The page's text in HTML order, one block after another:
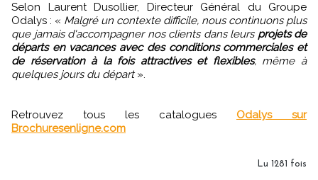
Selon Laurent Dusollier, Directeur Général du Groupe
Odalys : « Malgré un contexte difficile, nous continuons plus
que jamais d'accompagner nos clients dans leurs projets de
départs en vacances avec des conditions commerciales et
de réservation à la fois attractives et flexibles, même à
quelques jours du départ».
Retrouvez tous les catalogues Odalys sur
Brochuresenligne.com
Lu 1281 fois